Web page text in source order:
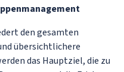
den gesamten
übersichtlichere
das Hauptziel, die zu